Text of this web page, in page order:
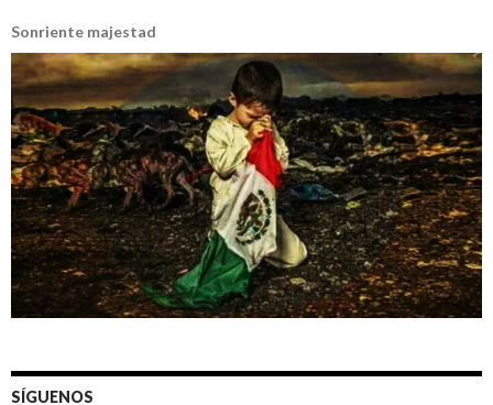
Sonriente majestad
SÍGUENOS